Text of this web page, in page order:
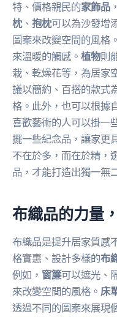
特、價格親民的家飾品
枕、 抱枕可以為沙發增
圖案來改變空間的風格。
來溫暖的觸感。 植物則
栽、乾燥花等，為居家
議以簡約、百搭的款式
格。此外，也可以根據
喜歡藝術的人可以掛一
擺一些紀念品，讓家更
不在於多，而在於精，
品，才能打造出獨一無
布織品的力量
布織品是提升居家質感
格實惠、設計多樣的布
例如， 窗簾可以遮光、
來改變空間的風格。 床
透過不同的圖案來展現